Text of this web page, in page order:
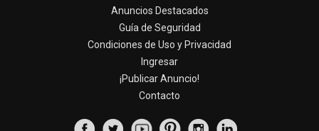
Anuncios Destacados
Guía de Seguridad
Condiciones de Uso y Privacidad
Ingresar
¡Publicar Anuncio!
Contacto